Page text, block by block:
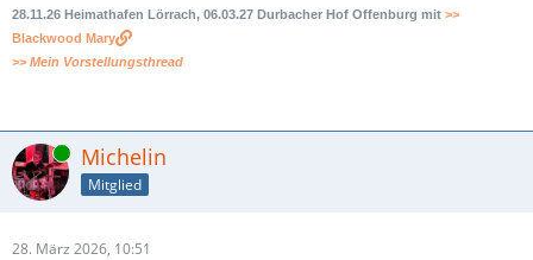
28.11.26 Heimathafen Lörrach, 06.03.27 Durbacher Hof Offenburg mit >>
Blackwood Mary
>> Mein Vorstellungsthread
Online Michelin
Mitglied
28. März 2026, 10:51